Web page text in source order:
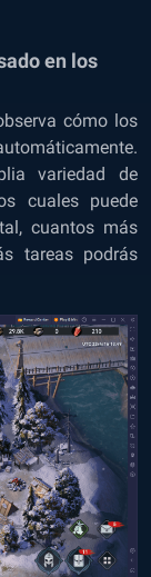
en los
cómo los
variedad de
cuales puede
cuantos más
tareas podrás